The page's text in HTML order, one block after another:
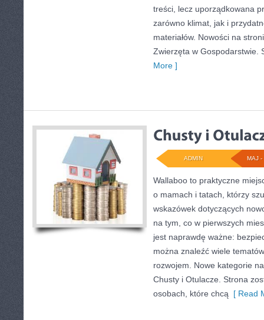
treści, lecz uporządkowana
zarówno klimat, jak i
materiałów. Nowości na
Zwierzęta w Gospodarstwie.
More ]
MAJ -
ADMIN
Wallaboo to praktyczne
o mamach i tatach, którzy
wskazówek dotyczących
na tym, co w pierwszych
jest naprawdę ważne:
można znaleźć wiele
rozwojem. Nowe kategorie
Chusty i Otulacze. Strona
osobach, które chcą [ Read